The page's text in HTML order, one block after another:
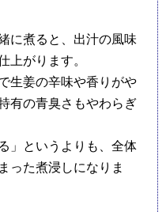
に煮ると、出汁の風味
上がります。
生姜の辛味や香りがや
有の青臭さもやわらぎ
」というよりも、全体
った煮浸しになりま